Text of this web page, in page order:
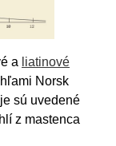
a liatinové
Norsk
sú uvedené
z mastenca